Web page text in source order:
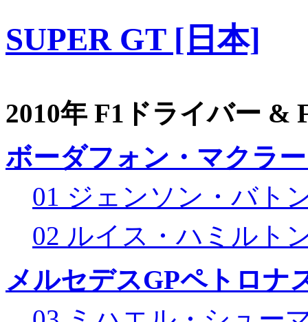
SUPER GT [日本]
2010年 F1ドライバー &
ボーダフォン・マクラ
01 ジェンソン・バト
02 ルイス・ハミルト
メルセデスGPペトロナ